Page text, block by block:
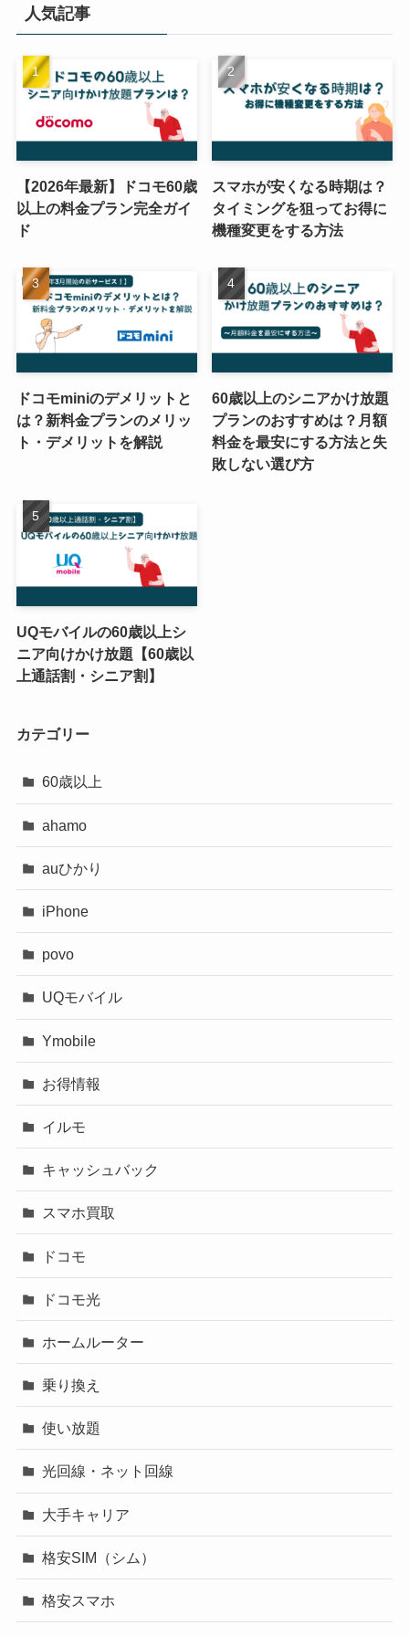
人気記事
【2026年最新】ドコモ60歳
以上の料金プラン完全ガイ
ド
スマホが安くなる時期は？
タイミングを狙ってお得に
機種変更をする方法
ドコモminiのデメリットと
は？新料金プランのメリッ
ト・デメリットを解説
60歳以上のシニアかけ放題
プランのおすすめは？月額
料金を最安にする方法と失
敗しない選び方
UQモバイルの60歳以上シ
ニア向けかけ放題【60歳以
上通話割・シニア割】
カテゴリー
60歳以上
ahamo
auひかり
iPhone
povo
UQモバイル
Ymobile
お得情報
イルモ
キャッシュバック
スマホ買取
ドコモ
ドコモ光
ホームルーター
乗り換え
使い放題
光回線・ネット回線
大手キャリア
格安SIM（シム）
格安スマホ